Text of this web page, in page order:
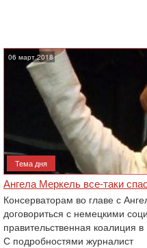
06 март 2018
Тема дня
Ангела Меркель все-таки
Консерваторам во главе с
договориться с немецкими
‎правительственная коалиция
С подробностями журналист